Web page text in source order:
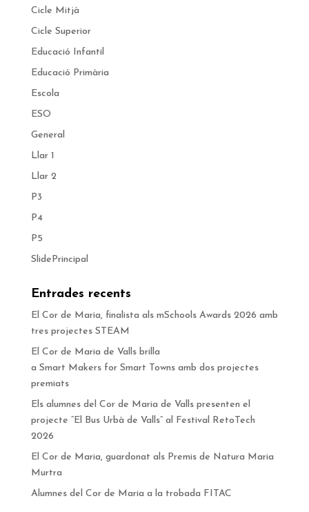
Cicle Mitjà
Cicle Superior
Educació Infantil
Educació Primària
Escola
ESO
General
Llar 1
Llar 2
P3
P4
P5
SlidePrincipal
Entrades recents
El Cor de Maria, finalista als mSchools Awards 2026 amb
tres projectes STEAM
El Cor de Maria de Valls brilla
a Smart Makers for Smart Towns amb dos projectes
premiats
Els alumnes del Cor de Maria de Valls presenten el
projecte “El Bus Urbà de Valls” al Festival RetoTech
2026
El Cor de Maria, guardonat als Premis de Natura Maria
Murtra
Alumnes del Cor de Maria a la trobada FITAC